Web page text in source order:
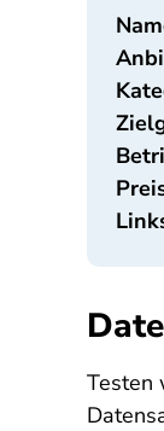
Testen